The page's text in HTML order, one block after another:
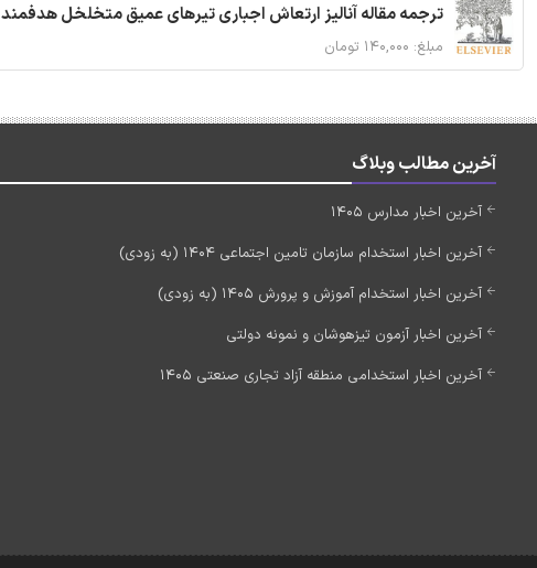
ترجمه مقاله آنالیز ارتعاش اجباری تیرهای عمیق متخلخل هدفمند
مبلغ: ۱۴۰,۰۰۰ تومان
آخرین مطالب وبلاگ
آخرین اخبار مدارس 1405
آخرین اخبار استخدام سازمان تامین اجتماعی 1404 (به زودی)
آخرین اخبار استخدام آموزش و پرورش 1405 (به زودی)
آخرین اخبار آزمون تیزهوشان و نمونه دولتی
آخرین اخبار استخدامی منطقه آزاد تجاری صنعتی 1405